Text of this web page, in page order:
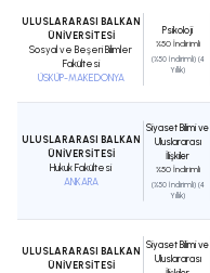
ULUSLARARASI BALKAN
ÜNİVERSİTESİ
Sosyal ve Beşeri Bilimler
Fakültesi
ÜSKÜP-MAKEDONYA
Psikoloji
%50 İndirimli
(%50 İndirimli) (4
Yıllık)
ULUSLARARASI BALKAN
ÜNİVERSİTESİ
Hukuk Fakültesi
ANKARA
Siyaset Bilimi ve
Uluslararası
İlişkiler
%50 İndirimli
(%50 İndirimli) (4
Yıllık)
ULUSLARARASI BALKAN
ÜNİVERSİTESİ
Siyaset Bilimi ve
Uluslararası